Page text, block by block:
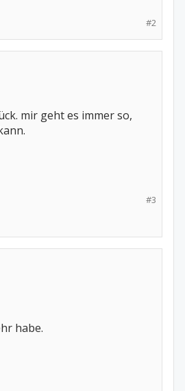
#2
mir geht es immer so,
#3
habe.